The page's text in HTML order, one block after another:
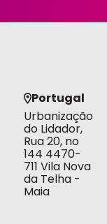
Portugal
Urbanização
do Lidador,
Rua 20, no
144 4470-
711 Vila Nova
da Telha -
Maia